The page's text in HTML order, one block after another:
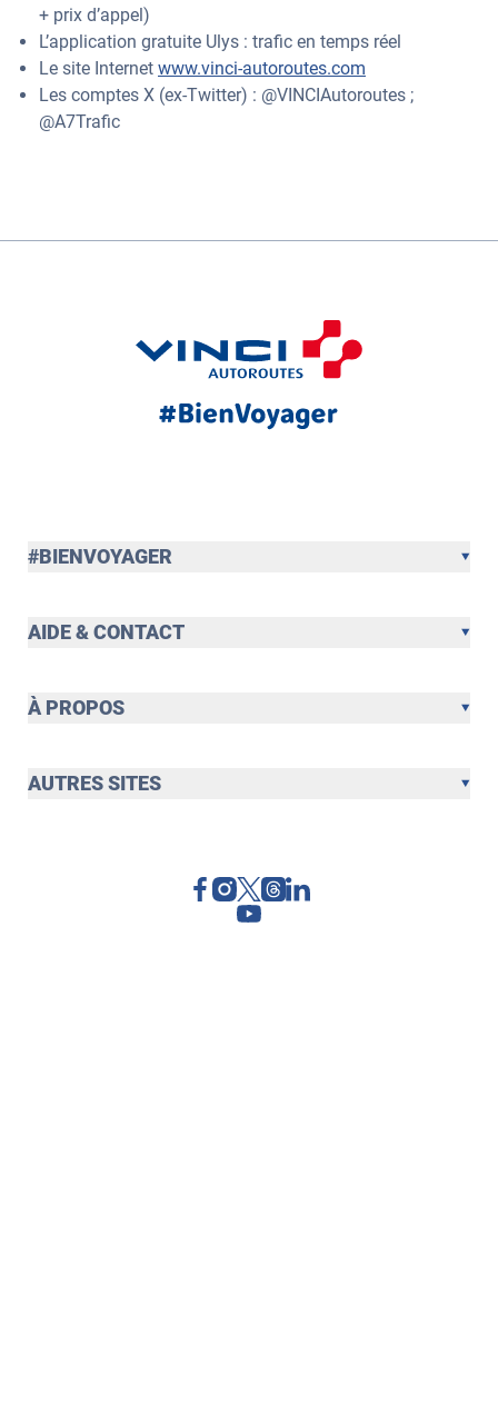
+ prix d’appel)
L’application gratuite Ulys : trafic en temps réel
Le site Internet www.vinci-autoroutes.com
Les comptes X (ex-Twitter) : @VINCIAutoroutes ;
@A7Trafic
#BIENVOYAGER
AIDE & CONTACT
À PROPOS
AUTRES SITES